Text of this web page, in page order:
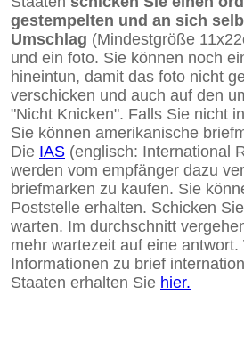
gestempelten und an sich
Umschlag (Mindestgröße
und ein foto. Sie können noch
hineintun, damit das foto nicht
verschicken und auch auf den
"Nicht Knicken". Falls Sie nicht
Sie können amerikanische
Die IAS (englisch: International
werden vom empfänger dazu
briefmarken zu kaufen. Sie
Poststelle erhalten. Schicken
warten. Im durchschnitt
mehr wartezeit auf eine antwort.
Informationen zu brief
Staaten erhalten Sie hier.